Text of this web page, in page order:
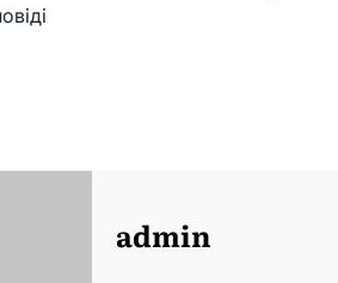
admin